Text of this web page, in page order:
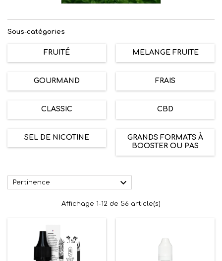
Sous-catégories
FRUITÉ MELANGE FRUITE
GOURMAND FRAIS
CLASSIC CBD
SEL DE NICOTINE
GRANDS FORMATS À
BOOSTER OU PAS
Pertinence 
Affichage 1-12 de 56 article(s)